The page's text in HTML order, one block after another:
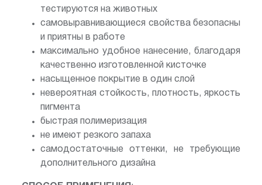
тестируются на животных
самовыравнивающиеся свойства безопасны
и приятны в работе
максимально удобное нанесение, благодаря
качественно изготовленной кисточке
насыщенное покрытие в один слой
невероятная стойкость, плотность, яркость
пигмента
быстрая полимеризация
не имеют резкого запаха
самодостаточные оттенки, не требующие
дополнительного дизайна